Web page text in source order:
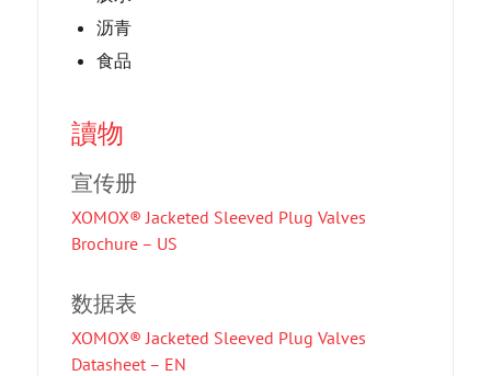
沥青
食品
讀物
宣传册
XOMOX® Jacketed Sleeved Plug Valves
Brochure – US
数据表
XOMOX® Jacketed Sleeved Plug Valves
Datasheet – EN